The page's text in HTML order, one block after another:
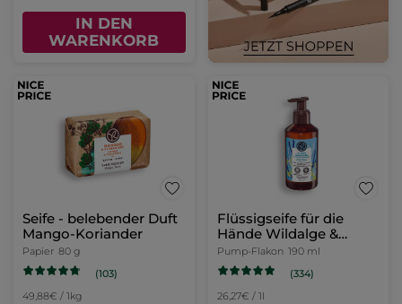
IN DEN
WARENKORB
Seife - belebender Duft
Mango-Koriander
Papier 80 g
(103)
49,88€ / 1kg
Flüssigseife für die
Hände Wildalge &
Meerfenchel
Pump-Flakon 190 ml
(334)
26,27€ / 1l